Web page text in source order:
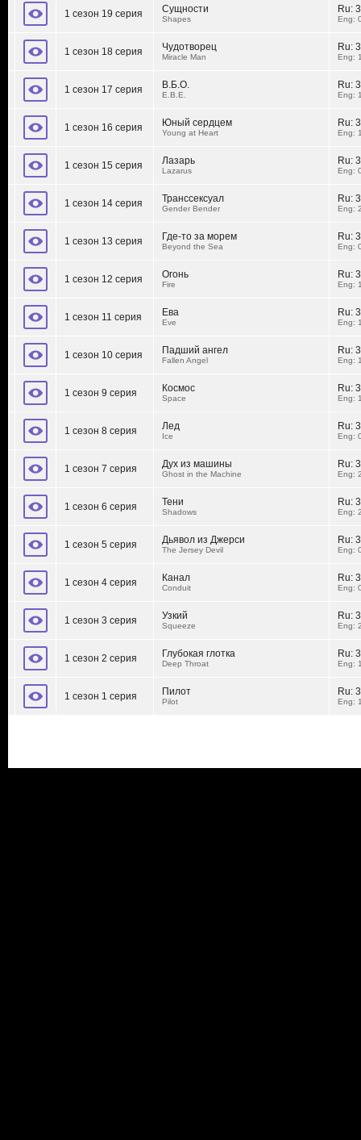
1 сезон 19 серия Сущности
Shapes
Ru:
Eng:
1 сезон 18 серия Чудотворец
Miracle Man
Ru:
Eng:
1 сезон 17 серия В.Б.О.
E.B.E.
Ru:
Eng:
1 сезон 16 серия Юный сердцем
Young at Heart
Ru:
Eng:
1 сезон 15 серия Лазарь
Lazarus
Ru:
Eng:
1 сезон 14 серия Транссексуал
Gender Bender
Ru:
Eng:
1 сезон 13 серия Где-то за морем
Beyond the Sea
Ru:
Eng:
1 сезон 12 серия Огонь
Fire
Ru:
Eng:
1 сезон 11 серия Ева
Eve
Ru:
Eng:
1 сезон 10 серия Падший ангел
Fallen Angel
Ru:
Eng:
1 сезон 9 серия Космос
Space
Ru:
Eng:
1 сезон 8 серия Лед
Ice
Ru:
Eng:
1 сезон 7 серия Дух из машины
Ghost in the Machine
Ru:
Eng:
1 сезон 6 серия Тени
Shadows
Ru:
Eng:
1 сезон 5 серия Дьявол из Джерси
The Jersey Devil
Ru:
Eng:
1 сезон 4 серия Канал
Conduit
Ru:
Eng:
1 сезон 3 серия Узкий
Squeeze
Ru:
Eng:
1 сезон 2 серия Глубокая глотка
Deep Throat
Ru:
Eng:
1 сезон 1 серия Пилот
Pilot
Ru:
Eng: